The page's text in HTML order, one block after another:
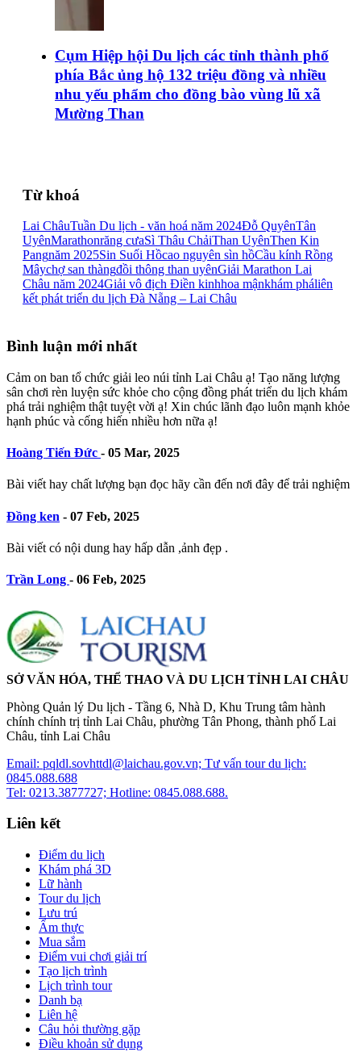
Cụm Hiệp hội Du lịch các tỉnh thành phố
phía Bắc ủng hộ 132 triệu đồng và nhiều
nhu yếu phẩm cho đồng bào vùng lũ xã
Mường Than
Từ khoá
Lai ChâuTuần Du lịch - văn hoá năm 2024Đỗ QuyênTân
UyênMarathonrăng cưaSì Thâu ChảiThan UyênThen Kin
Pangnăm 2025Sin Suối Hồcao nguyên sìn hồCầu kính Rồng
Mâychợ san thàngđồi thông than uyênGiải Marathon Lai
Châu năm 2024Giải vô địch Điền kinhhoa mậnkhám pháliên
kết phát triển du lịch Đà Nẵng – Lai Châu
Bình luận mới nhất
Cảm on ban tổ chức giải leo núi tỉnh Lai Châu ạ! Tạo năng lượng
sân chơi rèn luyện sức khỏe cho cộng đồng phát triển du lịch khám
phá trải nghiệm thật tuyệt vời ạ! Xin chúc lãnh đạo luôn mạnh khỏe
hạnh phúc và cống hiến nhiều hơn nữa ạ!
Hoàng Tiến Đức - 05 Mar, 2025
Bài viết hay chất lượng bạn đọc hãy cần đến nơi đây để trải nghiệm
Đồng ken - 07 Feb, 2025
Bài viết có nội dung hay hấp dẫn ,ảnh đẹp .
Trần Long - 06 Feb, 2025
SỞ VĂN HÓA, THỂ THAO VÀ DU LỊCH TỈNH LAI CHÂU
Phòng Quản lý Du lịch - Tầng 6, Nhà D, Khu Trung tâm hành
chính chính trị tỉnh Lai Châu, phường Tân Phong, thành phố Lai
Châu, tỉnh Lai Châu
Email: pqldl.sovhttdl@laichau.gov.vn; Tư vấn tour du lịch:
0845.088.688
Tel: 0213.3877727; Hotline: 0845.088.688.
Liên kết
Điểm du lịch
Khám phá 3D
Lữ hành
Tour du lịch
Lưu trú
Ẩm thực
Mua sắm
Điểm vui chơi giải trí
Tạo lịch trình
Lịch trình tour
Danh bạ
Liên hệ
Câu hỏi thường gặp
Điều khoản sử dụng